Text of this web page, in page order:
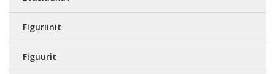
Figuriinit
Figuurit